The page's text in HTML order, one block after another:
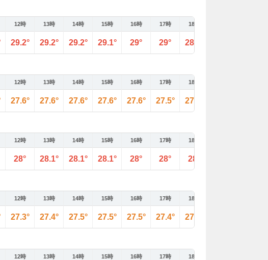
12時
29.2°
13時
29.2°
14時
29.2°
15時
29.1°
16時
29°
17時
29°
18時
28.9°
12時
27.6°
13時
27.6°
14時
27.6°
15時
27.6°
16時
27.6°
17時
27.5°
18時
27.5°
12時
28°
13時
28.1°
14時
28.1°
15時
28.1°
16時
28°
17時
28°
18時
28°
12時
27.3°
13時
27.4°
14時
27.5°
15時
27.5°
16時
27.5°
17時
27.4°
18時
27.4°
12時 13時 14時 15時 16時 17時 18時